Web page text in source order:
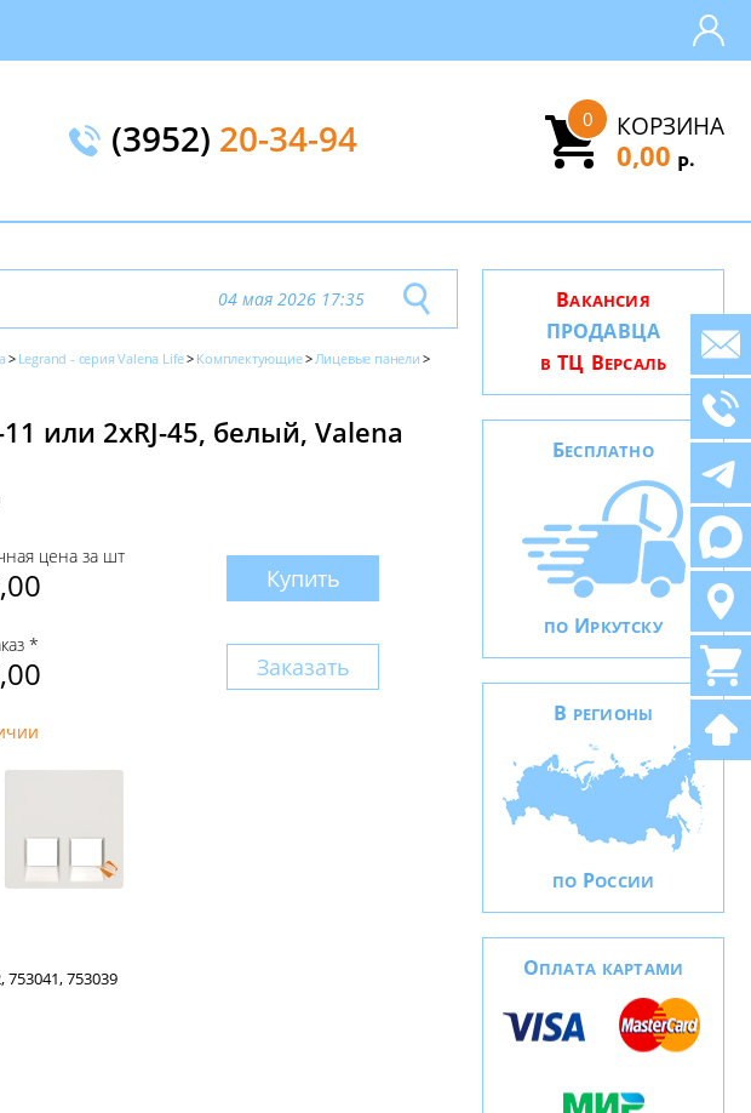
(3952) 20-34-94 КОРЗИНА
0
0,00 Р.
04 мая 2026 17:35
Legrand - серия Valena Life Комплектующие
Лицевые панели
или 2хRJ-45, белый, Valena
цена за шт
Купить
*
Заказать
753041, 753039
ВАКАНСИЯ
ПРОДАВЦА
В ТЦ ВЕРСАЛЬ
БЕСПЛАТНО
ПО ИРКУТСКУ
В РЕГИОНЫ
ПО РОССИИ
ОПЛАТА КАРТАМИ